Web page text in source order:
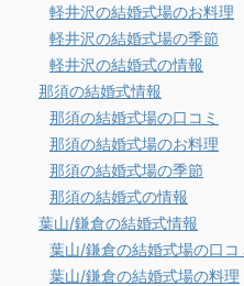
軽井沢の結婚式場のお料理
軽井沢の結婚式場の季節
軽井沢の結婚式の情報
那須の結婚式情報
那須の結婚式場の口コミ
那須の結婚式場のお料理
那須の結婚式場の季節
那須の結婚式の情報
葉山/鎌倉の結婚式情報
葉山/鎌倉の結婚式場の口コ
葉山/鎌倉の結婚式場の料理